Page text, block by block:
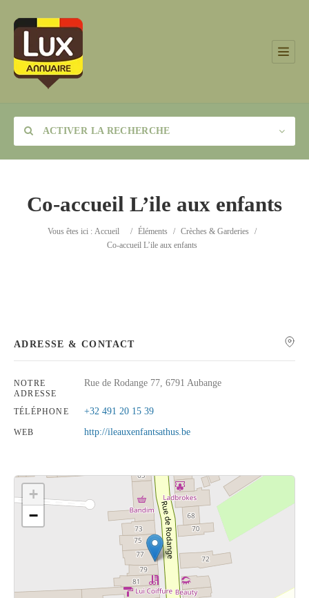
ACTIVER LA RECHERCHE
Catégorie
Rechercher
Co-accueil L’ile aux enfants
Vous êtes ici : Accueil / Éléments / Crèches & Garderies
/
Co-accueil L’ile aux enfants
ADRESSE & CONTACT
NOTRE
ADRESSE
Rue de Rodange 77, 6791 Aubange
TÉLÉPHONE +32 491 20 15 39
WEB http://ileauxenfantsathus.be
Cliquez sur le bouton pour afficher la carte.
Voir la carte
+
−